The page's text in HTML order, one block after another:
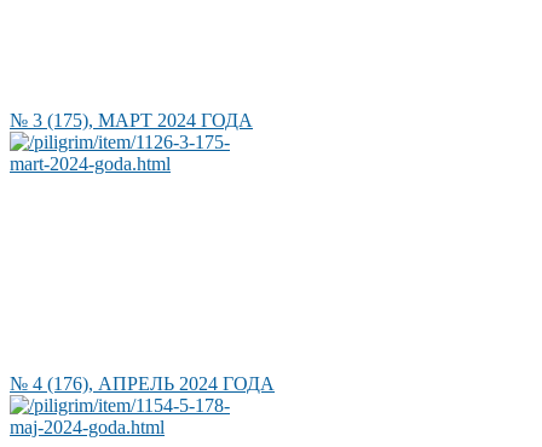
№ 3 (175), МАРТ 2024 ГОДА
№ 4 (176), АПРЕЛЬ 2024 ГОДА